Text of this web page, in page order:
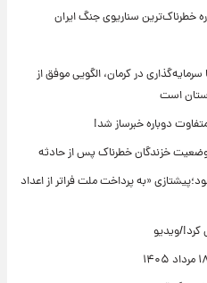
خطرناک‌ترین سناریوی جنگ ایران
در کرمان، الگویی موفق از
است
دوباره خبرساز شد!
خزندگان خطرناک پس از حادثه
«به پرداخت ملت فراتر از اعداد
کرد!/ویدیو